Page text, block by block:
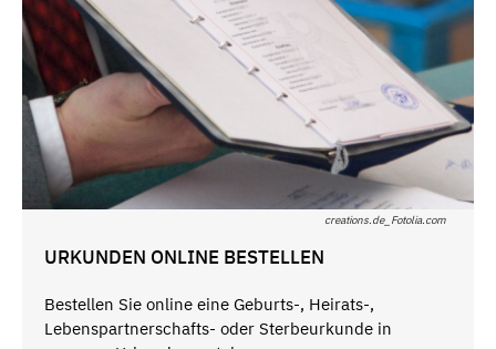
creations.de_Fotolia.com
URKUNDEN ONLINE BESTELLEN
Bestellen Sie online eine Geburts-, Heirats-,
Lebenspartnerschafts- oder Sterbeurkunde in